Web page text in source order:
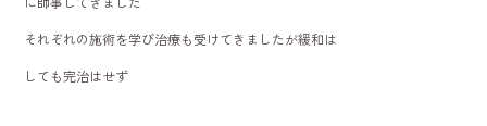
それぞれの施術を学び治療も受けてきましたが緩和は
しても完治はせず